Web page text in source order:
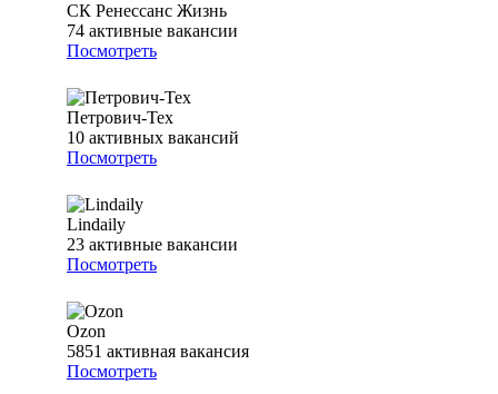
СК Ренессанс Жизнь
74 активные вакансии
Посмотреть
Петрович-Тех
10 активных вакансий
Посмотреть
Lindaily
23 активные вакансии
Посмотреть
Ozon
5851 активная вакансия
Посмотреть